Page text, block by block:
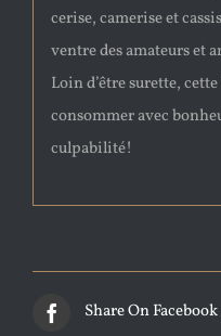
cerise, camerise et
ventre des amateurs et
Loin d’être surette,
consommer avec
culpabilité!
Share On Facebook